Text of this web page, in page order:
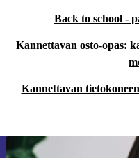
Back to school -
Kannettavan osto-opas:
Kannettavan